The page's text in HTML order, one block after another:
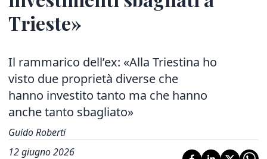
Trieste»
Il rammarico dell’ex: «Alla Triestina ho
visto due proprietà diverse che
hanno investito tanto ma che hanno
anche tanto sbagliato»
Guido Roberti
12 giugno 2026